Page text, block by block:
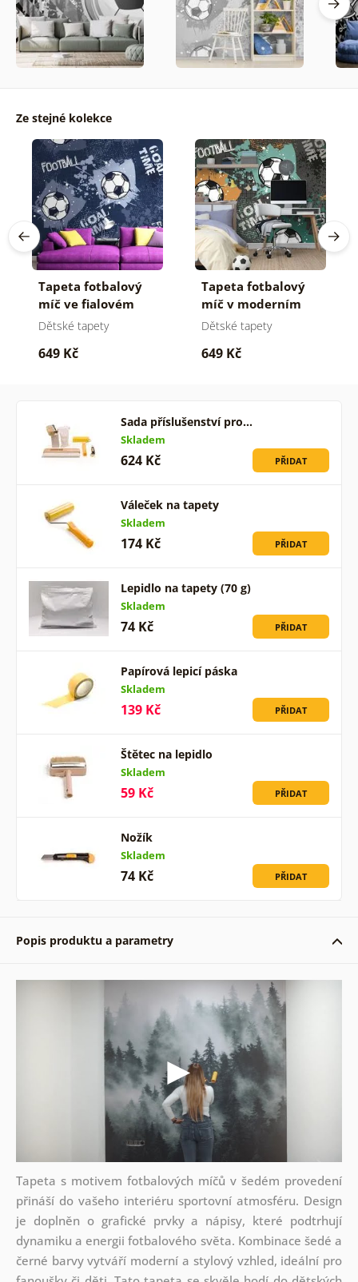
Ze stejné kolekce
Tapeta fotbalový
míč ve fialovém
Dětské tapety
649 Kč
Tapeta fotbalový
míč v moderním
provedení
Dětské tapety
649 Kč
Sada příslušenství pro…
Skladem
624 Kč PŘIDAT
Váleček na tapety
Skladem
174 Kč PŘIDAT
Lepidlo na tapety (70 g)
Skladem
74 Kč PŘIDAT
Papírová lepicí páska
Skladem
139 Kč PŘIDAT
Štětec na lepidlo
Skladem
59 Kč PŘIDAT
Nožík
Skladem
74 Kč PŘIDAT
Popis produktu a parametry
Tapeta s motivem fotbalových míčů v šedém provedení
přináší do vašeho interiéru sportovní atmosféru. Design
je doplněn o grafické prvky a nápisy, které podtrhují
dynamiku a energii fotbalového světa. Kombinace šedé a
černé barvy vytváří moderní a stylový vzhled, ideální pro